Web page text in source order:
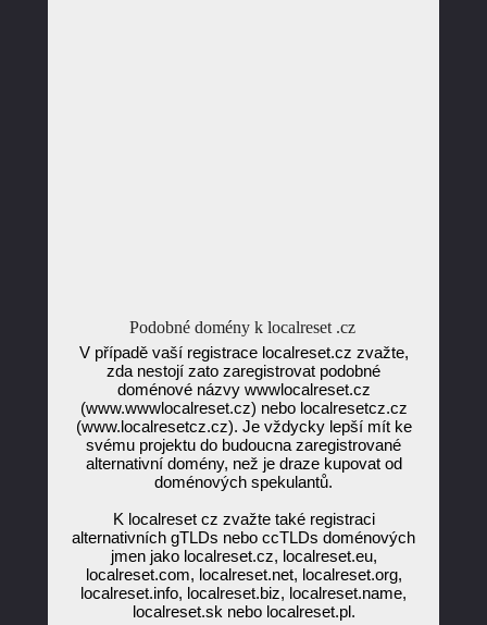
Podobné domény k localreset .cz
V případě vaší registrace localreset.cz zvažte,
zda nestojí zato zaregistrovat podobné
doménové názvy wwwlocalreset.cz
(www.wwwlocalreset.cz) nebo localresetcz.cz
(www.localresetcz.cz). Je vždycky lepší mít ke
svému projektu do budoucna zaregistrované
alternativní domény, než je draze kupovat od
doménových spekulantů.
K localreset cz zvažte také registraci
alternativních gTLDs nebo ccTLDs doménových
jmen jako localreset.cz, localreset.eu,
localreset.com, localreset.net, localreset.org,
localreset.info, localreset.biz, localreset.name,
localreset.sk nebo localreset.pl.